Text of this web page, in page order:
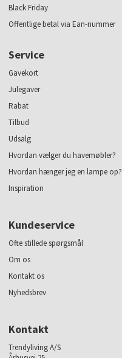
Black Friday
Offentlige betal via Ean-nummer
Service
Gavekort
Julegaver
Rabat
Tilbud
Udsalg
Hvordan vælger du havemøbler?
Hvordan hænger jeg en lampe op?
Inspiration
Kundeservice
Ofte stillede spørgsmål
Om os
Kontakt os
Nyhedsbrev
Kontakt
Trendyliving A/S